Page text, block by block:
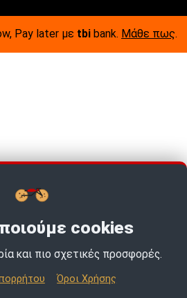
Pay later με tbi bank. Μάθε πως.
cookies
και πιο σχετικές προσφορές.
Όροι Χρήσης